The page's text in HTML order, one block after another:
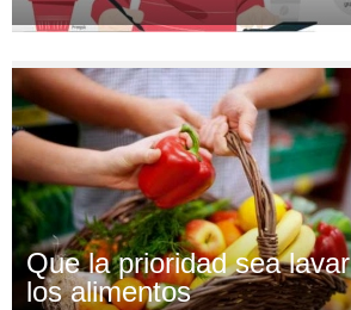
Que la prioridad sea lavar
los alimentos